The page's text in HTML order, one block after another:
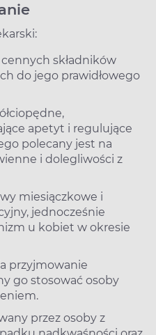
składników
do jego prawidłowego
apetyt i regulujące
polecany jest na
i dolegliwości z
miesiączkowe i
jednocześnie
u kobiet w okresie
przyjmowanie
go stosować osoby
przez osoby z